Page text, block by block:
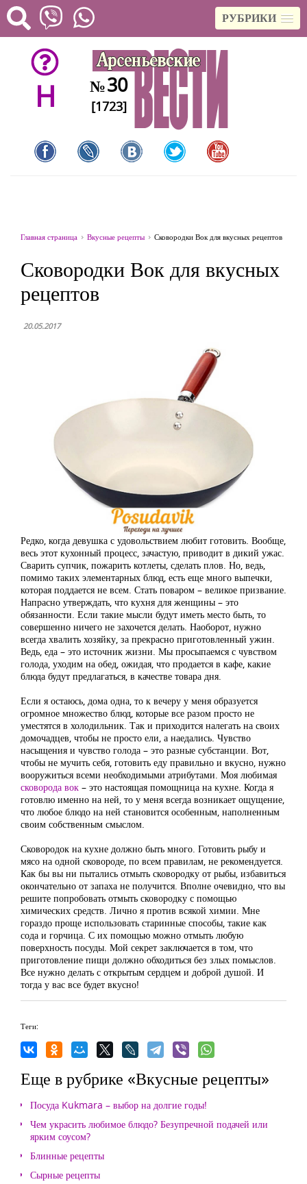
РУБРИКИ
H №30
[1723]
Главная страница Вкусные рецепты Сковородки Вок для вкусных рецептов
Сковородки Вок для вкусных
рецептов
20.05.2017
Редко, когда девушка с удовольствием любит готовить. Вообще,
весь этот кухонный процесс, зачастую, приводит в дикий ужас.
Сварить супчик, пожарить котлеты, сделать плов. Но, ведь,
помимо таких элементарных блюд, есть еще много выпечки,
которая поддается не всем. Стать поваром – великое призвание.
Напрасно утверждать, что кухня для женщины – это
обязанности. Если такие мысли будут иметь место быть, то
совершенно ничего не захочется делать. Наоборот, нужно
всегда хвалить хозяйку, за прекрасно приготовленный ужин.
Ведь, еда – это источник жизни. Мы просыпаемся с чувством
голода, уходим на обед, ожидая, что продается в кафе, какие
блюда будут предлагаться, в качестве товара дня.
Если я остаюсь, дома одна, то к вечеру у меня образуется
огромное множество блюд, которые все разом просто не
уместятся в холодильник. Так и приходится налегать на своих
домочадцев, чтобы не просто ели, а наедались. Чувство
насыщения и чувство голода – это разные субстанции. Вот,
чтобы не мучить себя, готовить еду правильно и вкусно, нужно
вооружиться всеми необходимыми атрибутами. Моя любимая
сковорода вок – это настоящая помощница на кухне. Когда я
готовлю именно на ней, то у меня всегда возникает ощущение,
что любое блюдо на ней становится особенным, наполненным
своим собственным смыслом.
Сковородок на кухне должно быть много. Готовить рыбу и
мясо на одной сковороде, по всем правилам, не рекомендуется.
Как бы вы ни пытались отмыть сковородку от рыбы, избавиться
окончательно от запаха не получится. Вполне очевидно, что вы
решите попробовать отмыть сковородку с помощью
химических средств. Лично я против всякой химии. Мне
гораздо проще использовать старинные способы, такие как
сода и горчица. С их помощью можно отмыть любую
поверхность посуды. Мой секрет заключается в том, что
приготовление пищи должно обходиться без злых помыслов.
Все нужно делать с открытым сердцем и доброй душой. И
тогда у вас все будет вкусно!
Теги:
Еще в рубрике «Вкусные рецепты»
Посуда Kukmara – выбор на долгие годы!
Чем украсить любимое блюдо? Безупречной подачей или
ярким соусом?
Блинные рецепты
Сырные рецепты